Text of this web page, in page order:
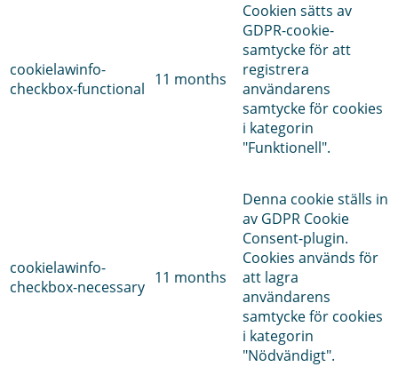
cookielawinfo-
checkbox-functional 11 months
Cookien sätts av
GDPR-cookie-
samtycke för att
registrera
användarens
samtycke för cookies
i kategorin
"Funktionell".
cookielawinfo-
checkbox-necessary 11 months
Denna cookie ställs in
av GDPR Cookie
Consent-plugin.
Cookies används för
att lagra
användarens
samtycke för cookies
i kategorin
"Nödvändigt".